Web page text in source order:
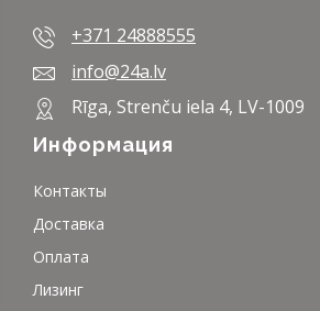
+371 24888555
info@24a.lv
Rīga, Strenču iela 4, LV-1009
Информация
Контакты
Доставка
Оплата
Лизинг